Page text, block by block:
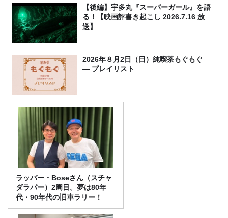
【後編】宇多丸『スーパーガール』を語
る！【映画評書き起こし 2026.7.16 放
送】
2026年８月2日（日）純喫茶もぐもぐ
― プレイリスト
ラッパー・Boseさん（スチャ
ダラパー）2周目。夢は80年
代・90年代の旧車ラリー！